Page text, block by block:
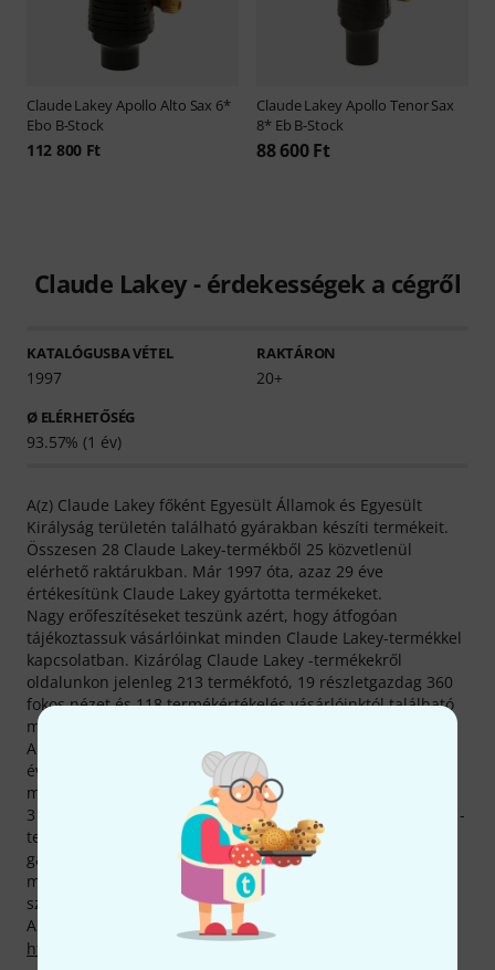
Claude Lakey Apollo Alto Sax 6*
Ebo B-Stock
112 800 Ft
Claude Lakey Apollo Tenor Sax
8* Eb B-Stock
88 600 Ft
Claude Lakey - érdekességek a cégről
KATALÓGUSBA VÉTEL
1997
RAKTÁRON
20+
Ø ELÉRHETŐSÉG
93.57% (1 év)
A(z) Claude Lakey főként Egyesült Államok és Egyesült
Királyság területén található gyárakban készíti termékeit.
Összesen 28 Claude Lakey-termékből 25 közvetlenül
elérhető raktárukban. Már 1997 óta, azaz 29 éve
értékesítünk Claude Lakey gyártotta termékeket.
Nagy erőfeszítéseket teszünk azért, hogy átfogóan
tájékoztassuk vásárlóinkat minden Claude Lakey-termékkel
kapcsolatban. Kizárólag Claude Lakey -termékekről
oldalunkon jelenleg 213 termékfotó, 19 részletgazdag 360
fokos nézet és 118 termékértékelés vásárlóinktól található
meg.
A gyártó 2 év garanciát biztosít a termékeire, a mi három
éves garanciáknak megfelelően azonban mi ezt még
megtoldjuk egy évvel.
3 éves Thomann-garanciánk mellett minden Claude Lakey -
termékre biztosítunk egy 30 napos pénzvisszafizetési
garanciát is. Komoly szaktudással rendelkező
munkatársaink ezen felül telephelyünkön további
szolgáltatásokat is készek nyújtani.
A gyártóval kapcsolatban itt találsz bővebb tájékoztatást:
http://www.claudelakey.com